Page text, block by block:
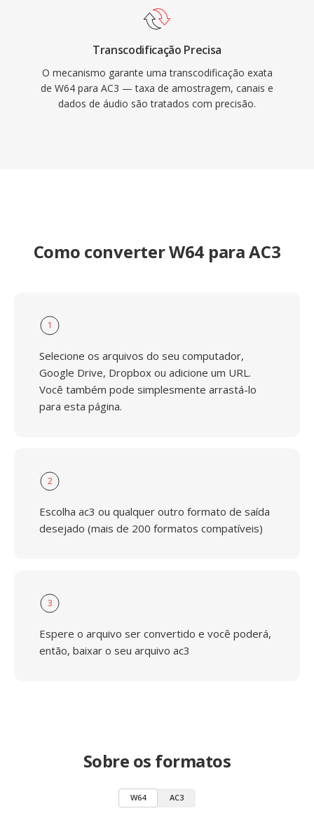
Transcodificação Precisa
O mecanismo garante uma transcodificação exata
de W64 para AC3 — taxa de amostragem, canais e
dados de áudio são tratados com precisão.
Como converter W64 para AC3
1
Selecione os arquivos do seu computador,
Google Drive, Dropbox ou adicione um URL.
Você também pode simplesmente arrastá-lo
para esta página.
2
Escolha ac3 ou qualquer outro formato de saída
desejado (mais de 200 formatos compatíveis)
3
Espere o arquivo ser convertido e você poderá,
então, baixar o seu arquivo ac3
Sobre os formatos
W64 AC3